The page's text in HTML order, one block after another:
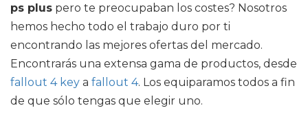
ps plus pero te preocupaban los costes? Nosotros
hemos hecho todo el trabajo duro por ti
encontrando las mejores ofertas del mercado.
Encontrarás una extensa gama de productos, desde
fallout 4 key a fallout 4. Los equiparamos todos a fin
de que sólo tengas que elegir uno.